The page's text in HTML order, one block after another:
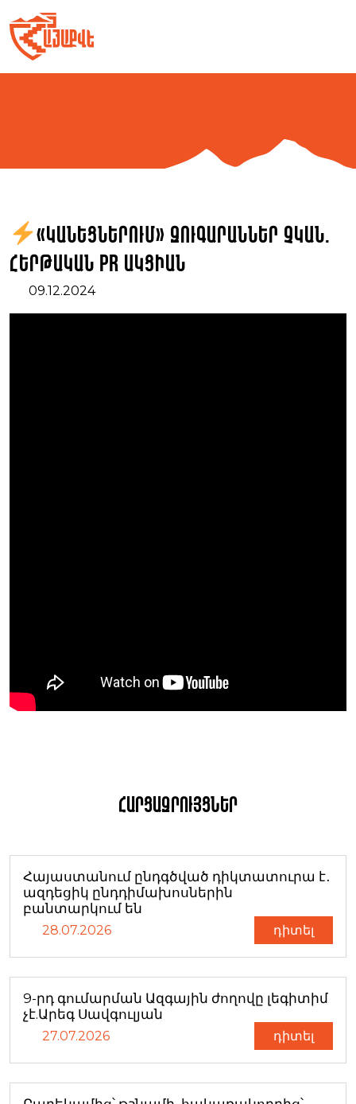
to
content
«Կանեցներում» զուգարաններ չկան.
հերթական PR ակցիան
09.12.2024
Հարցազրույցներ
Հայաստանում ընդգծված դիկտատուրա է․
ազդեցիկ ընդդիմախոսներին
բանտարկում են
28.07.2026 դիտել
9-րդ գումարման Ազգային ժողովը լեգիտիմ
չէ.Արեգ Սավգուլյան
27.07.2026 դիտել